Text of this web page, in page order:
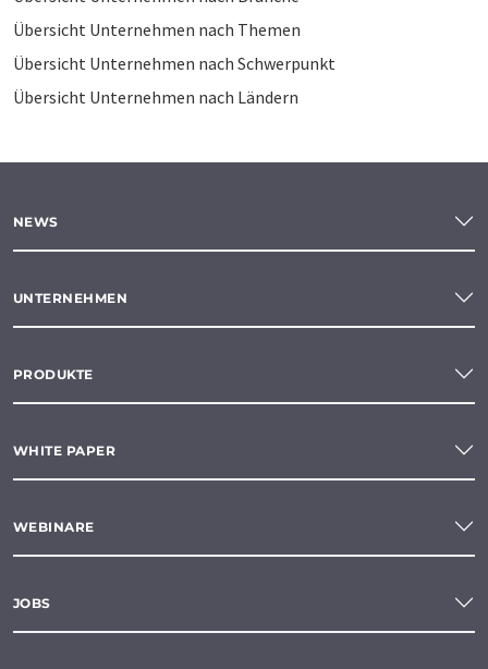
Übersicht Unternehmen nach Themen
Übersicht Unternehmen nach Schwerpunkt
Übersicht Unternehmen nach Ländern
NEWS
UNTERNEHMEN
PRODUKTE
WHITE PAPER
WEBINARE
JOBS